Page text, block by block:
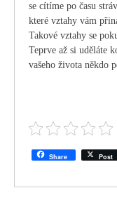
se cítíme po času
které vztahy vám
Takové vztahy se
Teprve až si uděláte
vašeho života někdo
Share Post